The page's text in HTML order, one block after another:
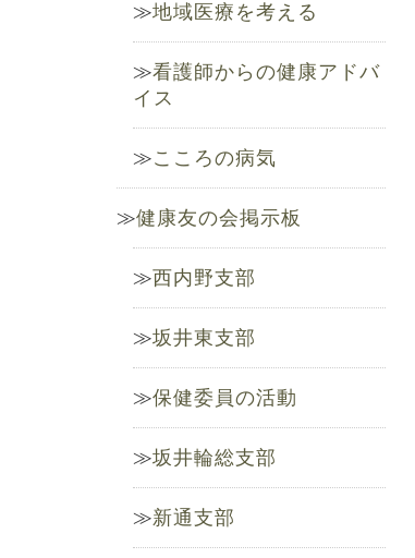
地域医療を考える
看護師からの健康アドバ
イス
こころの病気
健康友の会掲示板
西内野支部
坂井東支部
保健委員の活動
坂井輪総支部
新通支部